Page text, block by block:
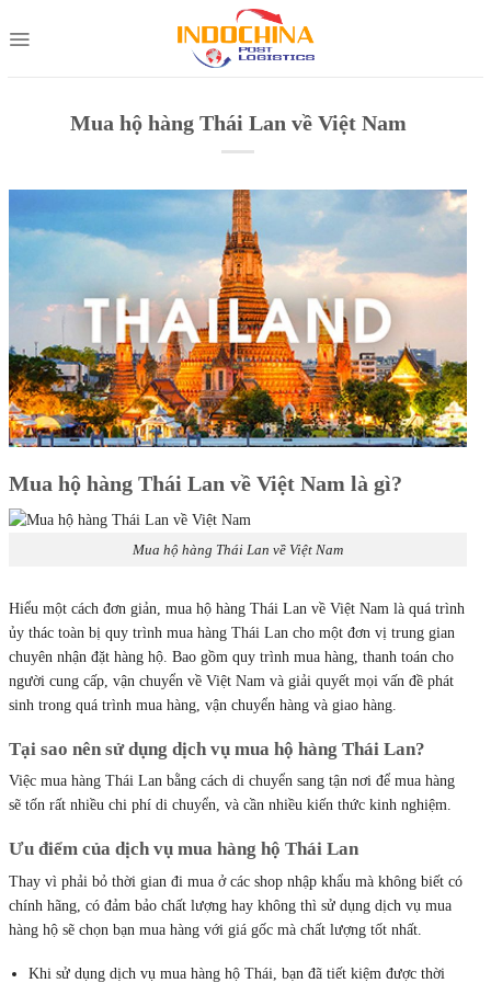
to
Mua hộ hàng Thái Lan về Việt Nam
Mua hộ hàng Thái Lan về Việt Nam là gì?
Mua hộ hàng Thái Lan về Việt Nam
Hiểu một cách đơn giản, mua hộ hàng Thái Lan về Việt Nam là quá trình
ủy thác toàn bị quy trình mua hàng Thái Lan cho một đơn vị trung gian
chuyên nhận đặt hàng hộ. Bao gồm quy trình mua hàng, thanh toán cho
người cung cấp, vận chuyển về Việt Nam và giải quyết mọi vấn đề phát
sinh trong quá trình mua hàng, vận chuyển hàng và giao hàng.
Tại sao nên sử dụng dịch vụ mua hộ hàng Thái Lan?
Việc mua hàng Thái Lan bằng cách di chuyển sang tận nơi để mua hàng
sẽ tốn rất nhiều chi phí di chuyển, và cần nhiều kiến thức kinh nghiệm.
Ưu điểm của dịch vụ mua hàng hộ Thái Lan
Thay vì phải bỏ thời gian đi mua ở các shop nhập khẩu mà không biết có
chính hãng, có đảm bảo chất lượng hay không thì sử dụng dịch vụ mua
hàng hộ sẽ chọn bạn mua hàng với giá gốc mà chất lượng tốt nhất.
Khi sử dụng dịch vụ mua hàng hộ Thái, bạn đã tiết kiệm được thời